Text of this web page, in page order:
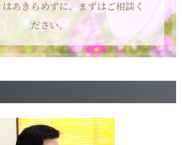
はあきらめずに、まずはご相談く
ださい。